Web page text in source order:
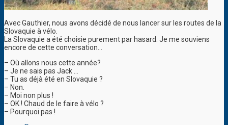
Avec Gauthier, nous avons décidé de nous lancer sur les routes de la
Slovaquie à vélo.
La Slovaquie a été choisie purement par hasard. Je me souviens
encore de cette conversation…
– Où allons nous cette année?
– Je ne sais pas Jack …
– Tu as déjà été en Slovaquie ?
– Non.
– Moi non plus !
– OK ! Chaud de le faire à vélo ?
– Pourquoi pas !